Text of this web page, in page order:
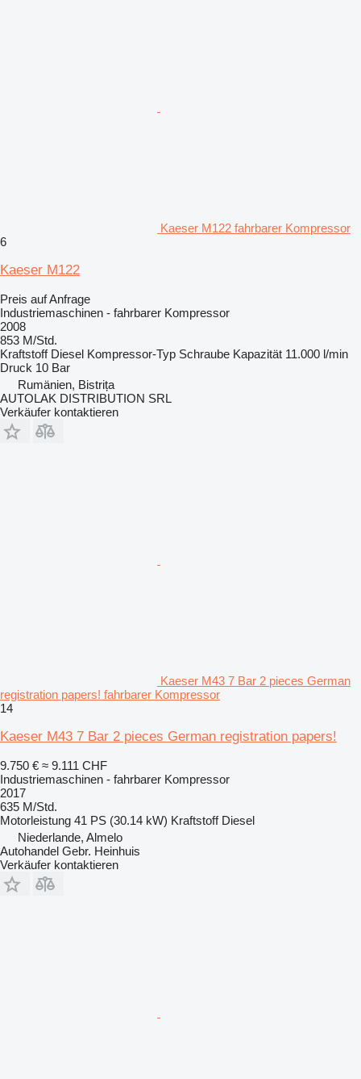
Kaeser M122 fahrbarer Kompressor
6
Kaeser M122
Preis auf Anfrage
Industriemaschinen - fahrbarer Kompressor
2008
853 M/Std.
Kraftstoff Diesel Kompressor-Typ Schraube Kapazität 11.000 l/min
Druck 10 Bar
Rumänien, Bistrița
AUTOLAK DISTRIBUTION SRL
Verkäufer kontaktieren
Kaeser M43 7 Bar 2 pieces German
registration papers! fahrbarer Kompressor
14
Kaeser M43 7 Bar 2 pieces German registration papers!
9.750 € ≈ 9.111 CHF
Industriemaschinen - fahrbarer Kompressor
2017
635 M/Std.
Motorleistung 41 PS (30.14 kW) Kraftstoff Diesel
Niederlande, Almelo
Autohandel Gebr. Heinhuis
Verkäufer kontaktieren